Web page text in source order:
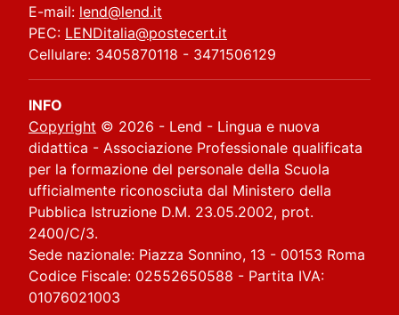
E-mail: lend@lend.it
PEC: LENDitalia@postecert.it
Cellulare: 3405870118 - 3471506129
INFO
Copyright © 2026 - Lend - Lingua e nuova
didattica - Associazione Professionale qualificata
per la formazione del personale della Scuola
ufficialmente riconosciuta dal Ministero della
Pubblica Istruzione D.M. 23.05.2002, prot.
2400/C/3.
Sede nazionale: Piazza Sonnino, 13 - 00153 Roma
Codice Fiscale: 02552650588 - Partita IVA:
01076021003